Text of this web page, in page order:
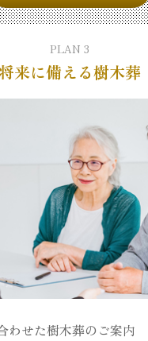
PLAN 3
来に備える樹木葬
わせた樹木葬のご案内